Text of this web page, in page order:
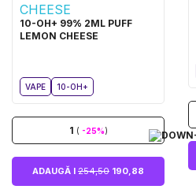
10-OH+ 99% 2ML PUFF
LEMON CHEESE
VAPE 10-OH+
1 ( -25%)
ADAUGĂ I 254,50 190,88